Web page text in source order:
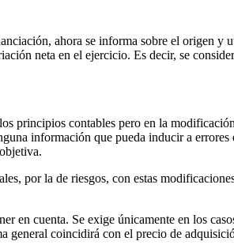
ahora se informa sobre el origen
neta en el ejercicio. Es decir, se
principios contables pero en la
información que pueda inducir a
por la de riesgos, con estas
en cuenta. Se exige únicamente en los
coincidirá con el precio de